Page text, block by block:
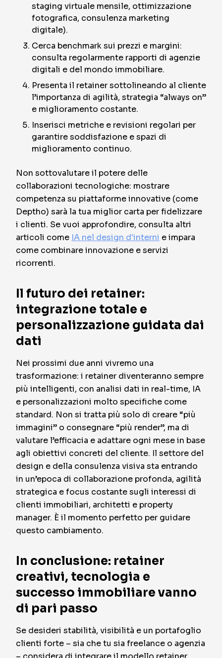
staging virtuale mensile, ottimizzazione
fotografica, consulenza marketing
digitale).
Cerca benchmark sui prezzi e margini:
consulta regolarmente rapporti di agenzie
digitali e del mondo immobiliare.
Presenta il retainer sottolineando al cliente
l’importanza di agilità, strategia “always on”
e miglioramento costante.
Inserisci metriche e revisioni regolari per
garantire soddisfazione e spazi di
miglioramento continuo.
Non sottovalutare il potere delle
collaborazioni tecnologiche: mostrare
competenza su piattaforme innovative (come
Deptho) sarà la tua miglior carta per fidelizzare
i clienti. Se vuoi approfondire, consulta altri
articoli come IA nel design d'interni e impara
come combinare innovazione e servizi
ricorrenti.
Il futuro dei retainer:
integrazione totale e
personalizzazione guidata dai
dati
Nei prossimi due anni vivremo una
trasformazione: i retainer diventeranno sempre
più intelligenti, con analisi dati in real-time, IA
e personalizzazioni molto specifiche come
standard. Non si tratta più solo di creare “più
immagini” o consegnare “più render”, ma di
valutare l’efficacia e adattare ogni mese in base
agli obiettivi concreti del cliente. Il settore del
design e della consulenza visiva sta entrando
in un’epoca di collaborazione profonda, agilità
strategica e focus costante sugli interessi di
clienti immobiliari, architetti e property
manager. È il momento perfetto per guidare
questo cambiamento.
In conclusione: retainer
creativi, tecnologia e
successo immobiliare vanno
di pari passo
Se desideri stabilità, visibilità e un portafoglio
clienti forte – sia che tu sia freelance o agenzia